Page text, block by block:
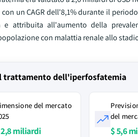
con un CAGR dell'8,1% durante il
attribuita all'aumento della
con malattia renale allo
trattamento dell'iperfosfatemia
del mercato
miliardi
del
$ 5,6